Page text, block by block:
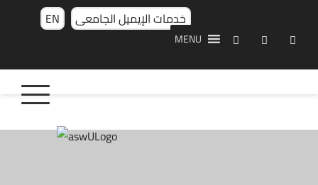
EN خدمات الإيميل الجامعى
MENU